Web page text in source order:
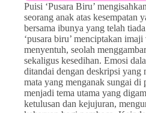
Puisi ‘Pusara Biru’
seorang anak atas kesempatan
bersama ibunya yang telah
‘pusara biru’ menciptakan
menyentuh, seolah
sekaligus kesedihan. Emosi
ditandai dengan deskripsi yang
mata yang menganak sungai di
menjadi tema utama yang
ketulusan dan kejujuran,